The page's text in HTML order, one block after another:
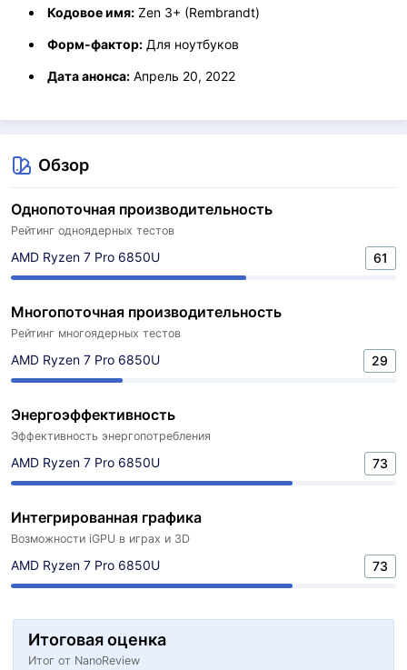
Кодовое имя: Zen 3+ (Rembrandt)
Форм-фактор: Для ноутбуков
Дата анонса: Апрель 20, 2022
Обзор
Однопоточная производительность
Рейтинг одноядерных тестов
AMD Ryzen 7 Pro 6850U 61
Многопоточная производительность
Рейтинг многоядерных тестов
AMD Ryzen 7 Pro 6850U 29
Энергоэффективность
Эффективность энергопотребления
AMD Ryzen 7 Pro 6850U 73
Интегрированная графика
Возможности iGPU в играх и 3D
AMD Ryzen 7 Pro 6850U 73
Итоговая оценка
Итог от NanoReview